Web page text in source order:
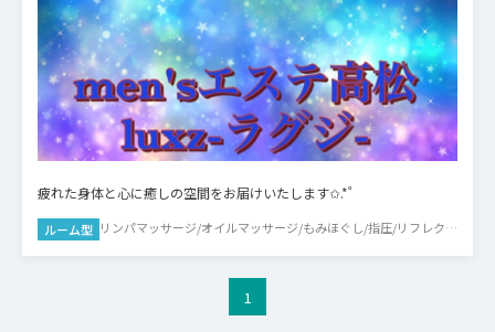
疲れた身体と心に癒しの空間をお届けいたします✩.*˚
ルーム型 リンパマッサージ/オイルマッサージ/もみほぐし/指圧/リフレクソ
1